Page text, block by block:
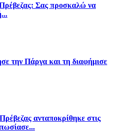
Σας προσκαλώ να
την Πάργα και τη διαφήμισε
ανταποκρίθηκε στις